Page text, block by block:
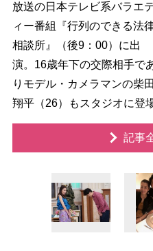
放送の日本テレビ系バラエ
ィー番組『行列のできる法
相談所』（後9：00）に出
演。16歳年下の交際相手で
りモデル・カメラマンの柴田
翔平（26）もスタジオに登
記事